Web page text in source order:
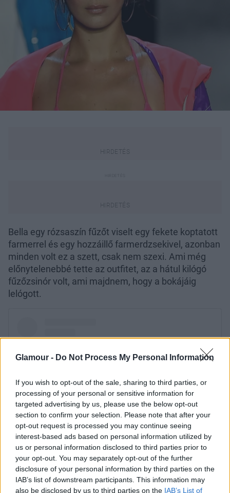
Glamour - Do Not Process My Personal Information
If you wish to opt-out of the sale, sharing to third parties, or
processing of your personal or sensitive information for
targeted advertising by us, please use the below opt-out
section to confirm your selection. Please note that after your
opt-out request is processed you may continue seeing
interest-based ads based on personal information utilized by
us or personal information disclosed to third parties prior to
your opt-out. You may separately opt-out of the further
disclosure of your personal information by third parties on the
IAB’s list of downstream participants. This information may
also be disclosed by us to third parties on the IAB’s List of
Bella egy rózsaszín fűzőt viselt egy fekete koptatott
farmerrel és egy hozzáillő farmerdzsekivel, azonban
minden volt ez a szett, csak nem szexi. Ami még
előnytelenebbé tette az outfitet, az a hátul kilógó
fűzőzsinór volt, ami majdnem, hogy a bokájáig
lelógott.